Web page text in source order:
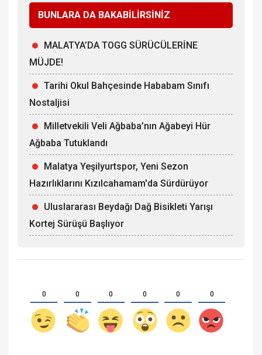
BUNLARA DA BAKABİLİRSİNİZ
MALATYA’DA TOGG SÜRÜCÜLERİNE
MÜJDE!
Tarihi Okul Bahçesinde Hababam Sınıfı
Nostaljisi
Milletvekili Veli Ağbaba’nın Ağabeyi Hür
Ağbaba Tutuklandı
Malatya Yeşilyurtspor, Yeni Sezon
Hazırlıklarını Kızılcahamam'da Sürdürüyor
Uluslararası Beydağı Dağ Bisikleti Yarışı
Kortej Sürüşü Başlıyor
0 0 0 0 0 0